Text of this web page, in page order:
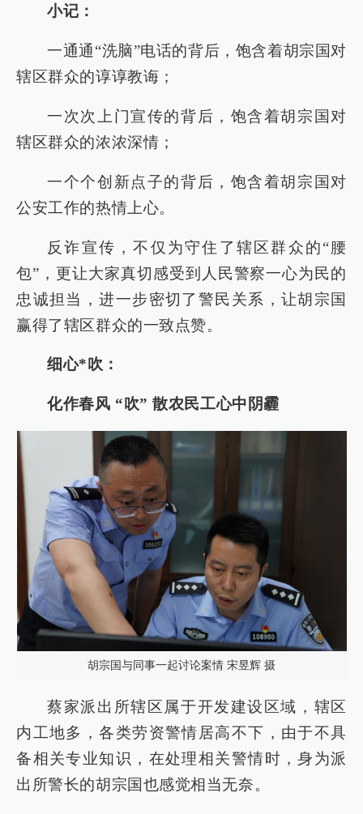
小记：
一通通“洗脑”电话的背后，饱含着胡宗国对
辖区群众的谆谆教诲；
一次次上门宣传的背后，饱含着胡宗国对
辖区群众的浓浓深情；
一个个创新点子的背后，饱含着胡宗国对
公安工作的热情上心。
反诈宣传，不仅为守住了辖区群众的“腰
包”，更让大家真切感受到人民警察一心为民的
忠诚担当，进一步密切了警民关系，让胡宗国
赢得了辖区群众的一致点赞。
细心*吹：
化作春风 “吹” 散农民工心中阴霾
胡宗国与同事一起讨论案情 宋昱辉 摄
蔡家派出所辖区属于开发建设区域，辖区
内工地多，各类劳资警情居高不下，由于不具
备相关专业知识，在处理相关警情时，身为派
出所警长的胡宗国也感觉相当无奈。